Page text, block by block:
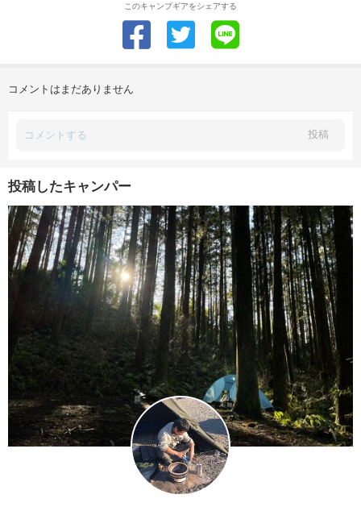
このキャンプギアをシェアする
コメントはまだありません
投稿
投稿したキャンパー